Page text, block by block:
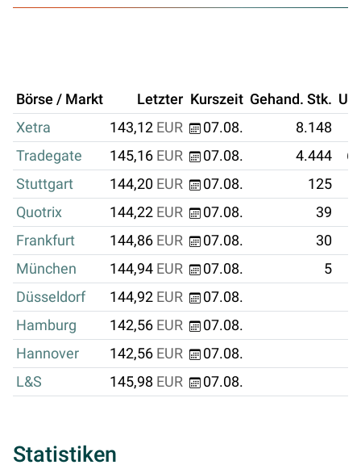
Börse / Markt Letzter Kurszeit Gehand. Stk.
Xetra
143,12 EUR 07.08. 8.148
Tradegate
145,16 EUR 07.08. 4.444
Stuttgart
144,20 EUR 07.08. 125
Quotrix
144,22 EUR 07.08.
39
Frankfurt
144,86 EUR 07.08.
30
München
144,94 EUR 07.08.
5
Düsseldorf
144,92 EUR
07.08.
Hamburg
142,56 EUR
07.08.
Hannover
142,56 EUR
07.08.
L&S
145,98 EUR 07.08.
Statistiken